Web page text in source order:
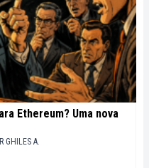
Ethereum? Uma nova
GHILES A.